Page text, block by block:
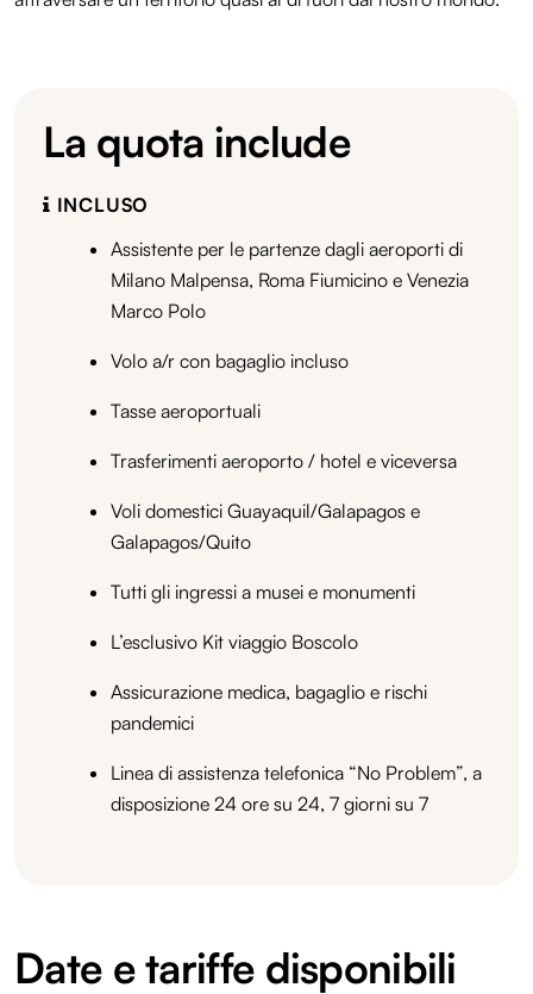
La quota include
INCLUSO
Assistente per le partenze dagli aeroporti di
Milano Malpensa, Roma Fiumicino e Venezia
Marco Polo
Volo a/r con bagaglio incluso
Tasse aeroportuali
Trasferimenti aeroporto / hotel e viceversa
Voli domestici Guayaquil/Galapagos e
Galapagos/Quito
Tutti gli ingressi a musei e monumenti
L’esclusivo Kit viaggio Boscolo
Assicurazione medica, bagaglio e rischi
pandemici
Linea di assistenza telefonica “No Problem”, a
disposizione 24 ore su 24, 7 giorni su 7
Date e tariffe disponibili